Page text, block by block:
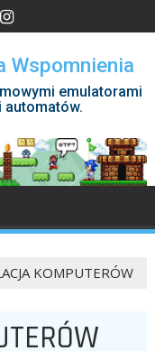
Wspomnienia
emulatorami
automatów.
KOMPUTERÓW